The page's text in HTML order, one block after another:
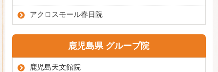
アクロスモール春日院
鹿児島県 グループ院
鹿児島天文館院